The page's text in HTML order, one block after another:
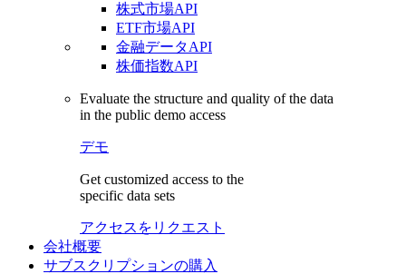
株式市場API
ETF市場API
金融データAPI
株価指数API
Evaluate the structure and quality of the data
in the public demo access
デモ
Get customized access to the
specific data sets
アクセスをリクエスト
会社概要
サブスクリプションの購入